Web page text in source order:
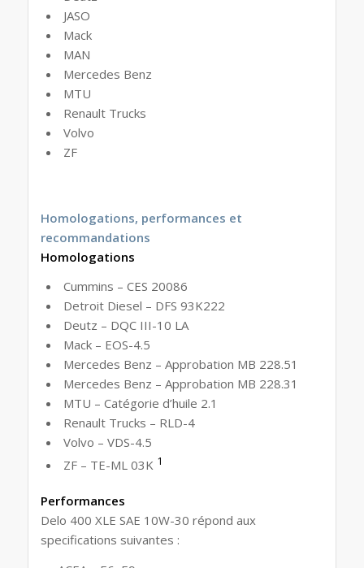
JASO
Mack
MAN
Mercedes Benz
MTU
Renault Trucks
Volvo
ZF
Homologations, performances et
recommandations
Homologations
Cummins – CES 20086
Detroit Diesel – DFS 93K222
Deutz – DQC III-10 LA
Mack – EOS-4.5
Mercedes Benz – Approbation MB 228.51
Mercedes Benz – Approbation MB 228.31
MTU – Catégorie d’huile 2.1
Renault Trucks – RLD-4
Volvo – VDS-4.5
ZF – TE-ML 03K 1
Performances
Delo 400 XLE SAE 10W-30 répond aux
specifications suivantes :